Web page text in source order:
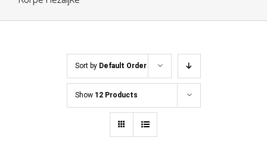
Sort by Default Order
Show 12 Products